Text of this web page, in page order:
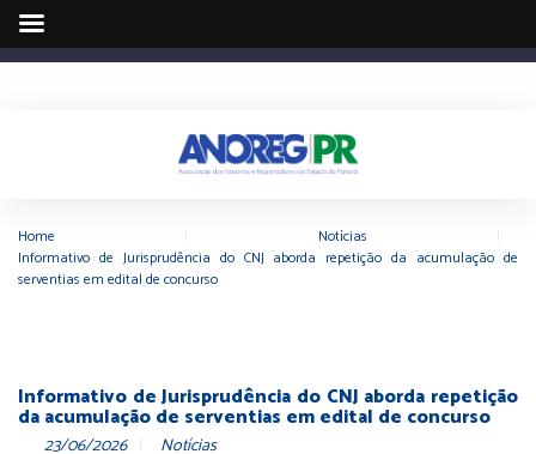
Home Notícias
Informativo de Jurisprudência do CNJ aborda repetição da acumulação de
serventias em edital de concurso
Informativo de Jurisprudência do CNJ aborda repetição
da acumulação de serventias em edital de concurso
23/06/2026 Notícias